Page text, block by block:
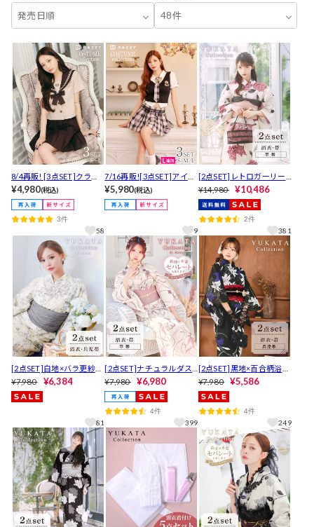
発売日順 48件
8/4再販! [3点SET]クラシ
カルセーラーコスチュー
ム【2025ハロウィン/コス
プレ】
¥4,980(税込)
3件
58
7/16再販![3点SET]アイド
ル風チェック制服コスチ
ューム【2025ハロウィン/
コスプレ】
¥5,980(税込)
9
[2点SET]レトロガーリー
ピオニー浴衣【YUKATA b
y dazzy 2025】
¥14,980 ¥10,486
2件
381
[2点SET]白地×バラ更紗文
様浴衣【2026年新作/YUK
ATA by dazzy】
¥7,980 ¥6,384
81
[2点SET]ナチュラルダス
ティー金魚柄浴衣【YUKA
TA by dazzy 2026】[セパ
レート浴衣]
¥7,980 ¥6,980
4件
399
[2点SET]黒地×百合柄浴衣
【YUKATA by dazzy 202
5】
¥7,980 ¥5,586
4件
249